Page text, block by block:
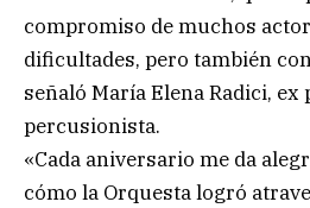
compromiso de muchos
dificultades, pero también
señaló María Elena Radici, ex
percusionista.
«Cada aniversario me da
cómo la Orquesta logró